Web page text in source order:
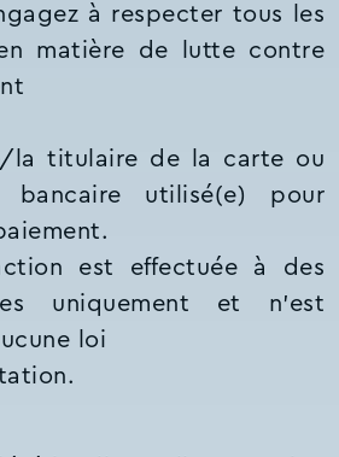
à respecter tous les
matière de lutte contre
la titulaire de la carte ou
utilisé(e) pour
est effectuée à des
uniquement et n’est
loi